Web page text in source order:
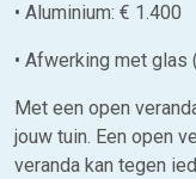
• Aluminium: € 1.400
• Afwerking met glas
Met een open
jouw tuin. Een open
veranda kan tegen